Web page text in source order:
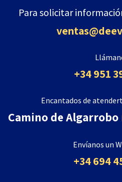
Para solicitar
+34 951
Encantados de
Camino de Algarrobo
Envíanos un
+34 694